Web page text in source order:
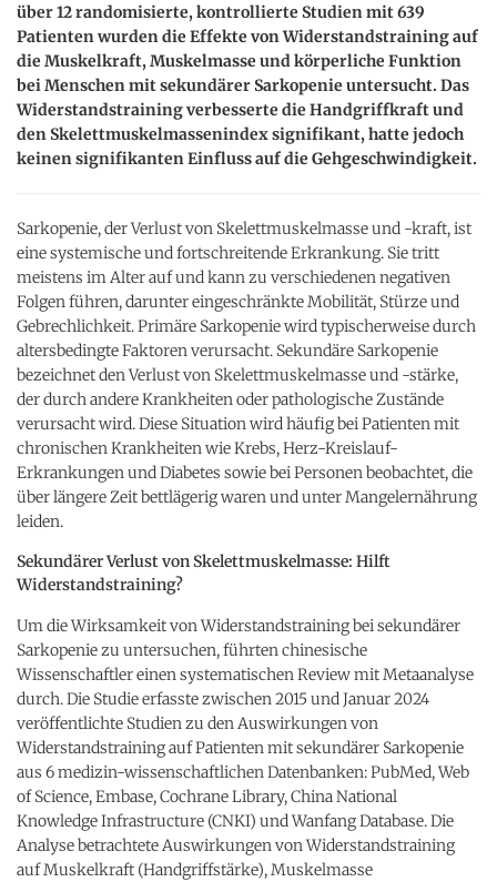
über 12 randomisierte, kontrollierte Studien mit 639
Patienten wurden die Effekte von Widerstandstraining auf
die Muskelkraft, Muskelmasse und körperliche Funktion
bei Menschen mit sekundärer Sarkopenie untersucht. Das
Widerstandstraining verbesserte die Handgriffkraft und
den Skelettmuskelmassenindex signifikant, hatte jedoch
keinen signifikanten Einfluss auf die Gehgeschwindigkeit.
Sarkopenie, der Verlust von Skelettmuskelmasse und -kraft, ist
eine systemische und fortschreitende Erkrankung. Sie tritt
meistens im Alter auf und kann zu verschiedenen negativen
Folgen führen, darunter eingeschränkte Mobilität, Stürze und
Gebrechlichkeit. Primäre Sarkopenie wird typischerweise durch
altersbedingte Faktoren verursacht. Sekundäre Sarkopenie
bezeichnet den Verlust von Skelettmuskelmasse und -stärke,
der durch andere Krankheiten oder pathologische Zustände
verursacht wird. Diese Situation wird häufig bei Patienten mit
chronischen Krankheiten wie Krebs, Herz-Kreislauf-
Erkrankungen und Diabetes sowie bei Personen beobachtet, die
über längere Zeit bettlägerig waren und unter Mangelernährung
leiden.
Sekundärer Verlust von Skelettmuskelmasse: Hilft
Widerstandstraining?
Um die Wirksamkeit von Widerstandstraining bei sekundärer
Sarkopenie zu untersuchen, führten chinesische
Wissenschaftler einen systematischen Review mit Metaanalyse
durch. Die Studie erfasste zwischen 2015 und Januar 2024
veröffentlichte Studien zu den Auswirkungen von
Widerstandstraining auf Patienten mit sekundärer Sarkopenie
aus 6 medizin-wissenschaftlichen Datenbanken: PubMed, Web
of Science, Embase, Cochrane Library, China National
Knowledge Infrastructure (CNKI) und Wanfang Database. Die
Analyse betrachtete Auswirkungen von Widerstandstraining
auf Muskelkraft (Handgriffstärke), Muskelmasse